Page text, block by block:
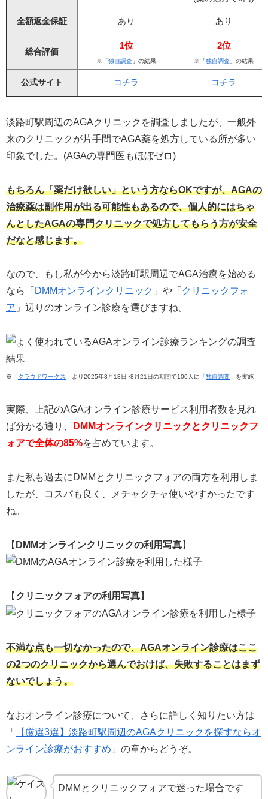
全額返金保証 あり あり
総合評価
1位
※「独自調査 」の結果
2位
※「独自調査 」の結果
公式サイト コチラ コチラ
淡路町駅周辺のAGAクリニックを調査しましたが、一般外
来のクリニックが片手間でAGA薬を処方している所が多い
印象でした。(AGAの専門医もほぼゼロ)
もちろん「薬だけ欲しい」という方ならOKですが、AGAの
治療薬は副作用が出る可能性もあるので、個人的にはちゃ
んとしたAGAの専門クリニックで処方してもらう方が安全
だなと感じます。
なので、もし私が今から淡路町駅周辺でAGA治療を始める
なら「 DMMオンラインクリニック 」や「 クリニックフォ
ア 」辺りのオンライン診療を選びますね。
※「クラウドワークス 」より2025年8月18日~8月21日の期間で100人に「独自調査 」を実施
実際、上記のAGAオンライン診療サービス利用者数を見れ
ば分かる通り、
DMMオンラインクリニックとクリニックフ
ォアで全体の85%を占めています。
また私も過去にDMMとクリニックフォアの両方を利用しま
したが、コスパも良く、メチャクチャ使いやすかったです
ね。
【 DMMオンラインクリニックの利用写真】
【 クリニックフォアの利用写真】
不満な点も一切なかったので、AGAオンライン診療はここ
の2つのクリニックから選んでおけば、失敗することはまず
ないでしょう。
なおオンライン診療について、さらに詳しく知りたい方は
「
【厳選3選】淡路町駅周辺のAGAクリニックを探すならオ
ンライン診療がおすすめ 」の章からどうぞ。
DMMとクリニックフォアで迷った場合です